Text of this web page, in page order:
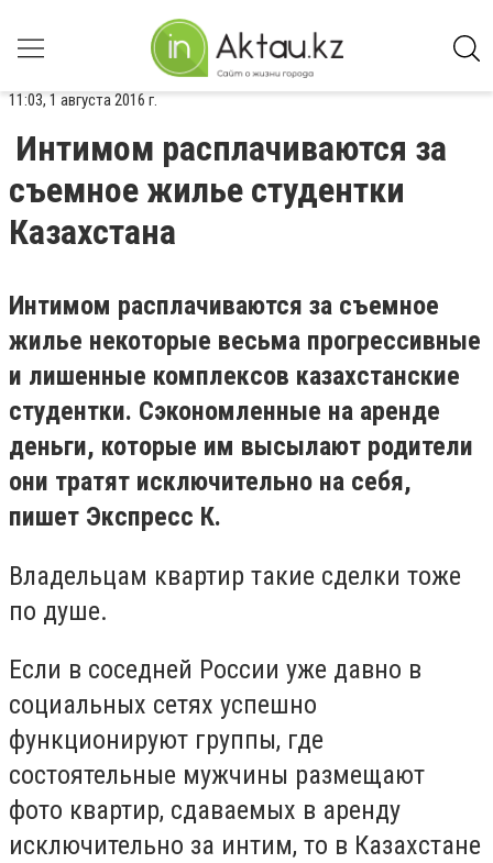
11:03, 1 августа 2016 г.
Интимом расплачиваются за
съемное жилье студентки
Казахстана
Интимом расплачиваются за съемное
жилье некоторые весьма прогрессивные
и лишенные комплексов казахстанские
студентки. Сэкономленные на аренде
деньги, которые им высылают родители
они тратят исключительно на себя,
пишет Экспресс К.
Владельцам квартир такие сделки тоже
по душе.
Если в соседней России уже давно в
социальных сетях успешно
функционируют группы, где
состоятельные мужчины размещают
фото квартир, сдаваемых в аренду
исключительно за интим, то в Казахстане